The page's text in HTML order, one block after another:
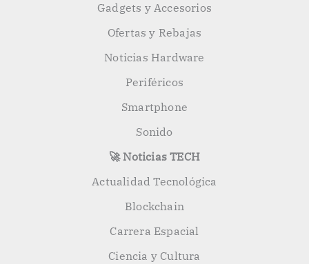
Gadgets y Accesorios
Ofertas y Rebajas
Noticias Hardware
Periféricos
Smartphone
Sonido
🚀 Noticias TECH
Actualidad Tecnológica
Blockchain
Carrera Espacial
Ciencia y Cultura